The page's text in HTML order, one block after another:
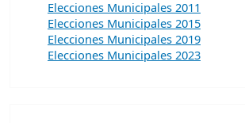
Elecciones Municipales 2011
Elecciones Municipales 2015
Elecciones Municipales 2019
Elecciones Municipales 2023